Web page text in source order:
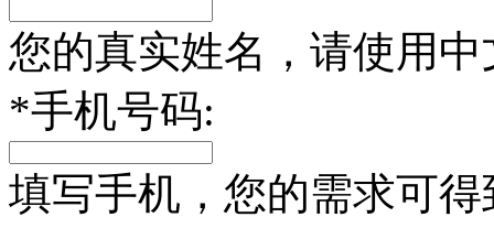
您的真实姓名，请使用中
*手机号码:
填写手机，您的需求可